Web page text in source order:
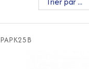
PAPK25B